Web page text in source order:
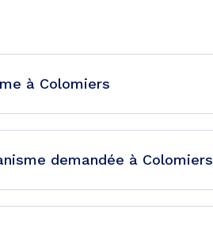
à Colomiers
demandée à Colomiers